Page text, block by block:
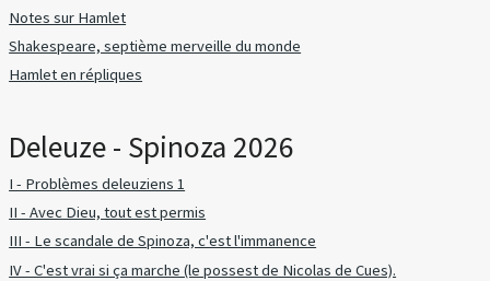
Notes sur Hamlet
Shakespeare, septième merveille du monde
Hamlet en répliques
Deleuze - Spinoza 2026
I - Problèmes deleuziens 1
II - Avec Dieu, tout est permis
III - Le scandale de Spinoza, c'est l'immanence
IV - C'est vrai si ça marche (le possest de Nicolas de Cues).